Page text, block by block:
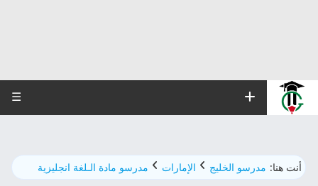
☰
أنت هنا: مدرسو الخليج الإمارات مدرسو مادة الـلغة انجليزية